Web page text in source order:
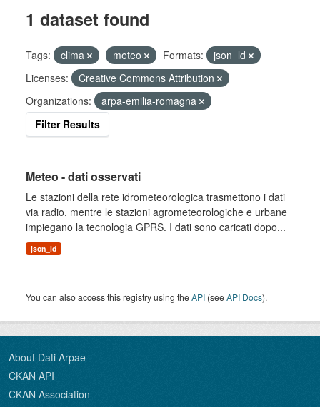
1 dataset found
Tags: clima meteo Formats:
json_ld
Licenses:
Creative Commons Attribution
Organizations:
arpa-emilia-romagna
Filter Results
Meteo - dati osservati
Le stazioni della rete idrometeorologica trasmettono i dati
via radio, mentre le stazioni agrometeorologiche e urbane
impiegano la tecnologia GPRS. I dati sono caricati dopo...
json_ld
You can also access this registry using theAPI (seeAPI Docs).
About Dati Arpae
CKAN API
CKAN Association